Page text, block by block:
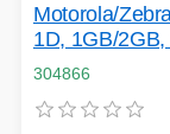
Motorola/
1D, 1GB/
304866